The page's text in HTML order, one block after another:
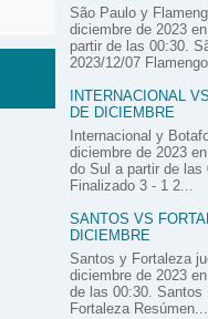
São Paulo y
diciembre de 2023
partir de las 00:30.
2023/12/07
INTERNACIONAL
DE DICIEMBRE
Internacional y
diciembre de 2023
do Sul a partir de las
Finalizado 3 - 1 2...
SANTOS VS
DICIEMBRE
Santos y Fortaleza
diciembre de 2023
de las 00:30. Santos
Fortaleza Resúmen...